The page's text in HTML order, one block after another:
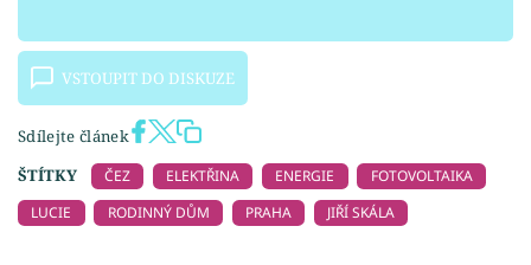
VSTOUPIT DO DISKUZE
Sdílejte článek
ŠTÍTKY
ČEZ ELEKTŘINA ENERGIE
FOTOVOLTAIKA
LUCIE
RODINNÝ DŮM PRAHA JIŘÍ SKÁLA